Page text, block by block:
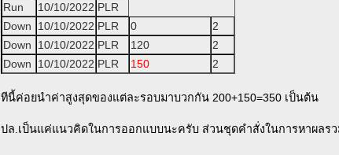
Run
10/10/2022 PLR
Down
10/10/2022 PLR 0
2
Down
10/10/2022 PLR 120
2
Down
10/10/2022 PLR 150 2
ทีนี้ค่อยนำค่าสูงสุดของแต่ละรอบมาบวกกัน 200+150=350 เป็นต้น
ปล.เป็นแค่แนวคิดในการออกแบบนะครับ ส่วนชุดคำสั่งในการหาผลร